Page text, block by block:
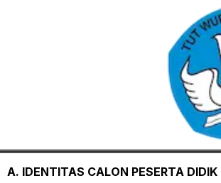
A. IDENTITAS CALON PESERTA DIDIK